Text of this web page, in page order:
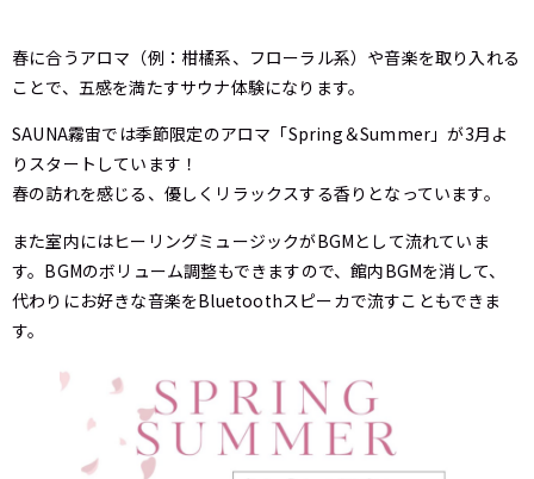
春に合うアロマ（例：柑橘系、フローラル系）や音楽を取り入れる
ことで、五感を満たすサウナ体験になります。
SAUNA霧宙では季節限定のアロマ「Spring＆Summer」が3月よ
りスタートしています！
春の訪れを感じる、優しくリラックスする香りとなっています。
また室内にはヒーリングミュージックがBGMとして流れていま
す。BGMのボリューム調整もできますので、館内BGMを消して、
代わりにお好きな音楽をBluetoothスピーカで流すこともできま
す。